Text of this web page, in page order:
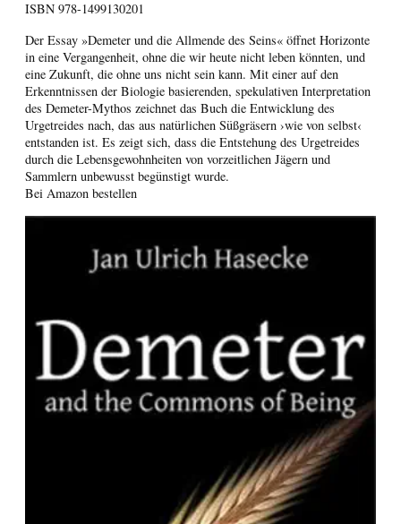
ISBN 978-1499130201
Der Essay »Demeter und die Allmende des Seins« öffnet Horizonte
in eine Vergangenheit, ohne die wir heute nicht leben könnten, und
eine Zukunft, die ohne uns nicht sein kann. Mit einer auf den
Erkenntnissen der Biologie basierenden, spekulativen Interpretation
des Demeter-Mythos zeichnet das Buch die Entwicklung des
Urgetreides nach, das aus natürlichen Süßgräsern ›wie von selbst‹
entstanden ist. Es zeigt sich, dass die Entstehung des Urgetreides
durch die Lebensgewohnheiten von vorzeitlichen Jägern und
Sammlern unbewusst begünstigt wurde.
Bei Amazon bestellen